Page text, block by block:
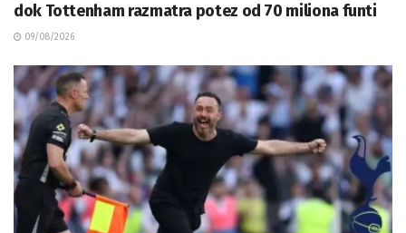
dok Tottenham razmatra potez od 70 miliona funti
09/08/2026